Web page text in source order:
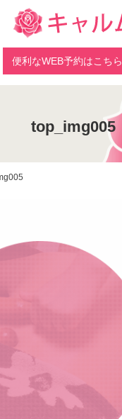
便利なWEB予約はこちら
top_img005